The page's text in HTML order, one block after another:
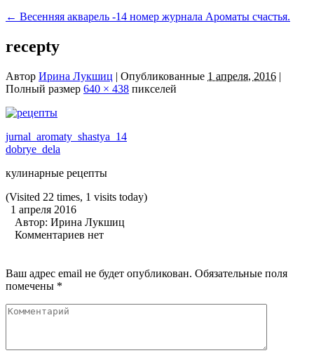
← Весенняя акварель -14 номер журнала Ароматы счастья.
recepty
Автор Ирина Лукшиц | Опубликованные 1 апреля, 2016 |
Полный размер 640 × 438 пикселей
jurnal_aromaty_shastya_14
dobrye_dela
кулинарные рецепты
(Visited 22 times, 1 visits today)
1 апреля 2016
Автор: Ирина Лукшиц
Комментариев нет
Ваш адрес email не будет опубликован. Обязательные поля
помечены *
Комментарий